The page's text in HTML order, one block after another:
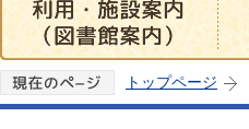
トップページ